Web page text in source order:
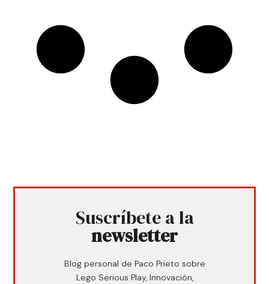
Suscríbete a la
newsletter
Blog personal de Paco Prieto sobre
Lego Serious Play, Innovación,